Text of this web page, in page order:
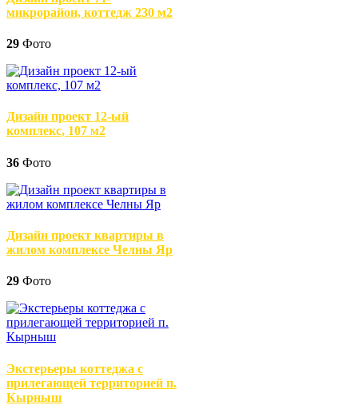
микрорайон, коттедж 230 м2
29 Фото
Дизайн проект 12-ый
комплекс, 107 м2
36 Фото
Дизайн проект квартиры в
жилом комплексе Челны Яр
29 Фото
Экстерьеры коттеджа с
прилегающей территорией п.
Кырныш